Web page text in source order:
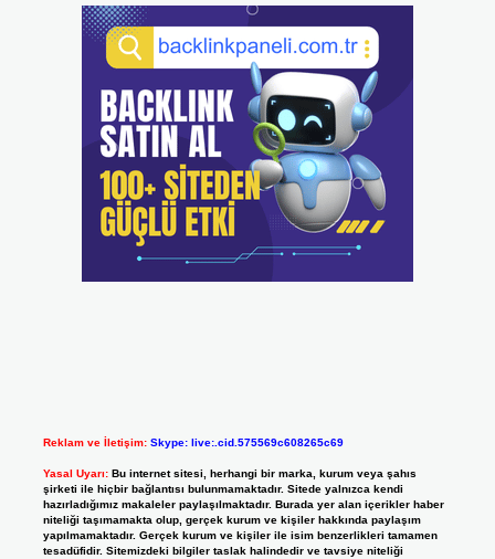
Reklam ve İletişim: Skype: live:.cid.575569c608265c69
Yasal Uyarı: Bu internet sitesi, herhangi bir marka, kurum veya şahıs
şirketi ile hiçbir bağlantısı bulunmamaktadır. Sitede yalnızca kendi
hazırladığımız makaleler paylaşılmaktadır. Burada yer alan içerikler haber
niteliği taşımamakta olup, gerçek kurum ve kişiler hakkında paylaşım
yapılmamaktadır. Gerçek kurum ve kişiler ile isim benzerlikleri tamamen
tesadüfidir. Sitemizdeki bilgiler taslak halindedir ve tavsiye niteliği